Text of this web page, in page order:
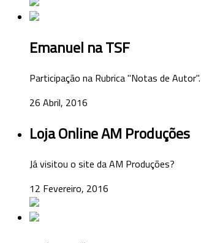
Emanuel na TSF
Participação na Rubrica "Notas de Autor".
26 Abril, 2016
Loja Online AM Produções
Já visitou o site da AM Produções?
12 Fevereiro, 2016